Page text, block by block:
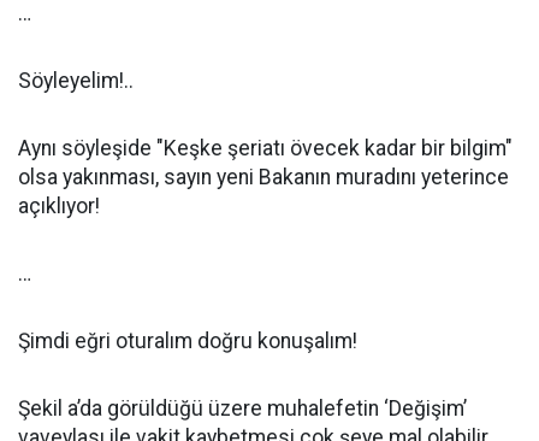
…
Söyleyelim!..
Aynı söyleşide "Keşke şeriatı övecek kadar bir bilgim"
olsa yakınması, sayın yeni Bakanın muradını yeterince
açıklıyor!
…
Şimdi eğri oturalım doğru konuşalım!
Şekil a’da görüldüğü üzere muhalefetin ‘Değişim’